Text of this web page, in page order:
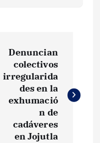
Denuncian
colectivos
irregularida
des en la
exhumació
n de
cadáveres
en Jojutla